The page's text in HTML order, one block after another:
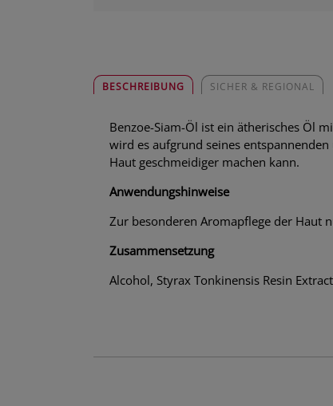
BESCHREIBUNG SICHER & REGIONAL
Benzoe-Siam-Öl ist ein ätherisches Öl
wird es aufgrund seines
Haut geschmeidiger machen kann.
Anwendungshinweise
Zur besonderen Aromapflege der Haut
Zusammensetzung
Alcohol, Styrax Tonkinensis Resin